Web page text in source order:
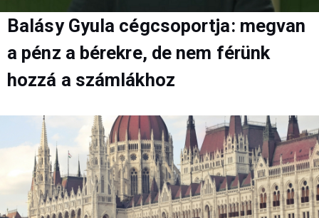
Balásy Gyula cégcsoportja: megvan
a pénz a bérekre, de nem férünk
hozzá a számlákhoz